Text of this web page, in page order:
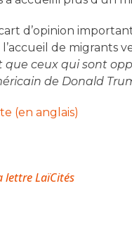
d’opinion
de migrants
que ceux qui sont
de Donald
(en anglais)
lettre LaïCités